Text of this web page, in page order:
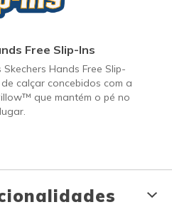
Free Slip-Ins
Hands Free Slip-
calçar concebidos com a
que mantém o pé no
lugar.